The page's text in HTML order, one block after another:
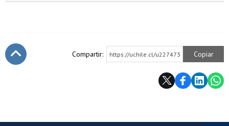
Compartir: https://uchile.cl/u227473 Copiar